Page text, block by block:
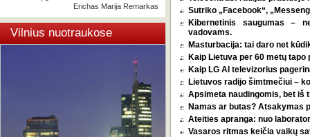
Erichas Marija Remarkas
Vilnius nuotraukose
Sutriko „Facebook“,
Kibernetinis saugumas –
vadovams.
Masturbacija: tai daro net
Kaip Lietuva per 60 metų
Kaip LG AI televizorius
Lietuvos radijo šimtmečiui –
Apsimeta naudingomis, bet iš
Namas ar butas? Atsakymas
Ateities apranga: nuo
Vasaros ritmas keičia vaikų